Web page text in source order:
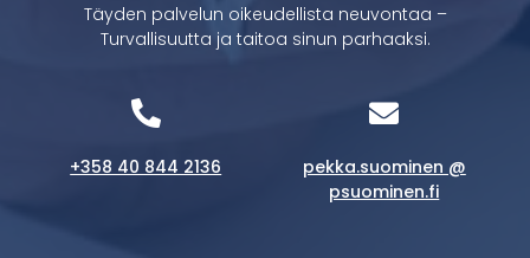
Täyden palvelun oikeudellista neuvontaa –
Turvallisuutta ja taitoa sinun parhaaksi.
+358 40 844 2136
pekka.suominen @
psuominen.fi